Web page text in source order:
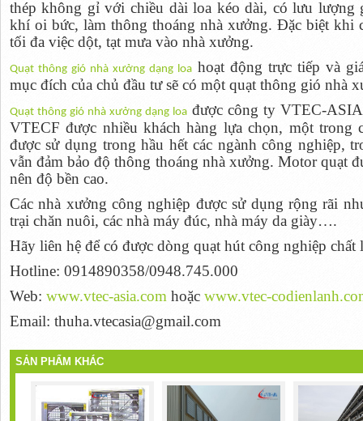
thép không gỉ với chiều dài loa kéo dài, có lưu
khí oi bức, làm thông thoáng nhà xưởng. Đặc biệt khi
tối đa việc dột, tạt mưa vào nhà xưởng.
Quạt thông gió nhà xưởng dạng loahoạt động trực tiếp và
mục đích của chủ đầu tư sẽ có một quạt thông gió nhà
Quạt thông gió nhà xưởng dạng loađược công ty VTEC-ASIA
VTECF được nhiều khách hàng lựa chọn, một trong
được sử dụng trong hầu hết các ngành công nghiệp,
vẫn đảm bảo độ thông thoáng nhà xưởng. Motor quạt
nên độ bền cao.
Các nhà xưởng công nghiệp được sử dụng rộng rãi
trại chăn nuôi, các nhà máy đúc, nhà máy da giày….
Hãy liên hệ để có được dòng quạt hút công nghiệp chất
Hotline: 0914890358/0948.745.000
Web: www.vtec-asia.com hoặc www.vtec-
Email: thuha.vtecasia@gmail.com
SẢN PHẨM KHÁC